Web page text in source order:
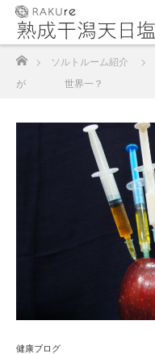
ソルトルーム紹介
が 世界一？
健康ブログ